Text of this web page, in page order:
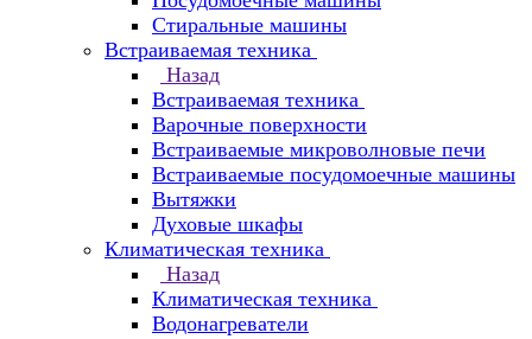
Стиральные машины
Встраиваемая техника
Назад
Встраиваемая техника
Варочные поверхности
Встраиваемые микроволновые печи
Встраиваемые посудомоечные машины
Вытяжки
Духовые шкафы
Климатическая техника
Назад
Климатическая техника
Водонагреватели